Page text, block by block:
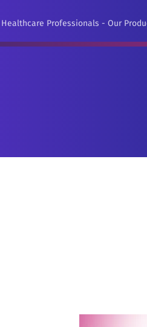
Healthcare Professionals - Our